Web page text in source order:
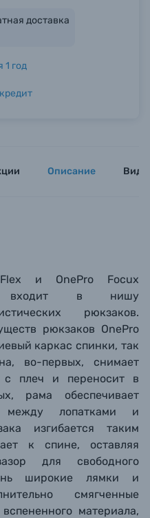
товары)
доставка
1 год
Описание
и OnePro Focux
входит в нишу
рюкзаков.
рюкзаков OnePro
каркас спинки, так
на, во-первых, снимает
с плеч и переносит в
рама обеспечивает
между лопатками и
изгибается таким
к спине, оставляя
для свободного
широкие лямки и
смягченные
материала,